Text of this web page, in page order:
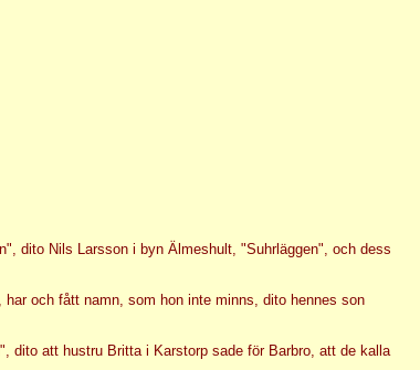
dito Nils Larsson i byn Älmeshult, "Suhrläggen", och dess
och fått namn, som hon inte minns, dito hennes son
dito att hustru Britta i Karstorp sade för Barbro, att de kalla